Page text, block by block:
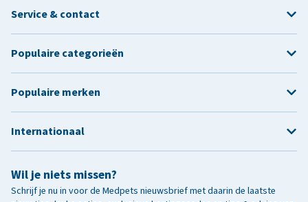
Wil je niets missen?
Schrijf je nu in voor de Medpets nieuwsbrief met daarin de laatste
Service & contact
Populaire categorieën
Populaire merken
Internationaal